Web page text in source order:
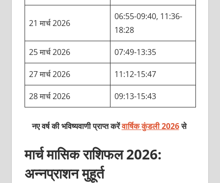
21 मार्च 2026
06:55-09:40, 11:36-
18:28
25 मार्च 2026 07:49-13:35
27 मार्च 2026 11:12-15:47
28 मार्च 2026 09:13-15:43
नए वर्ष की भविष्यवाणी प्राप्त करेंवार्षिक कुंडली 2026से
मार्च मासिक राशिफल 2026:
अन्नप्राशन मुहूर्त